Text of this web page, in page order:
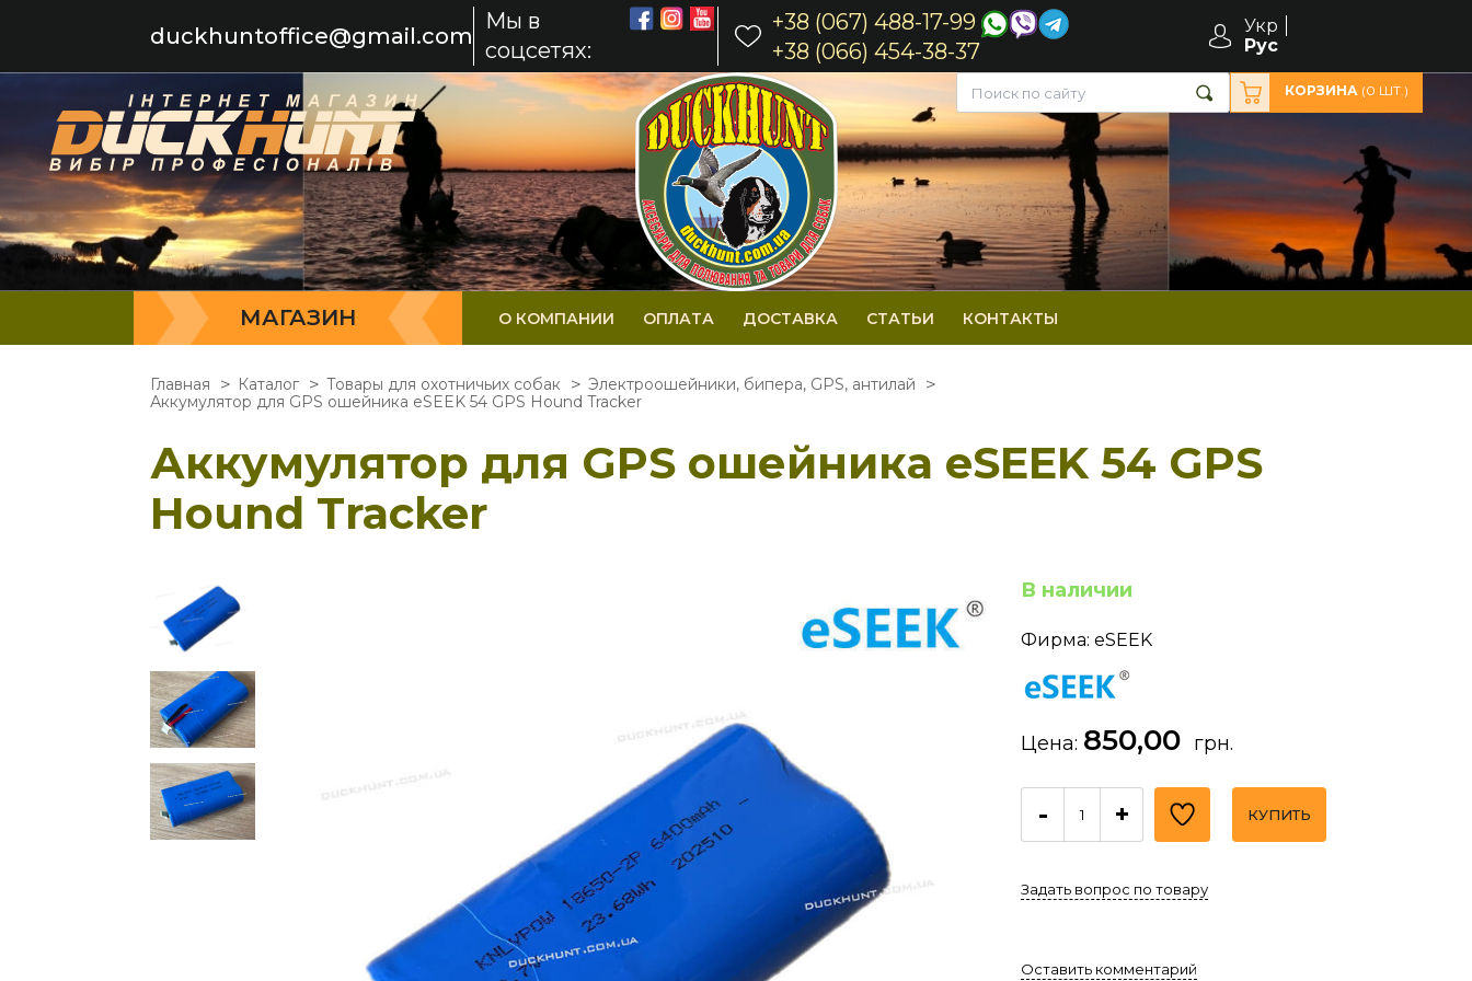
duckhuntoffice@gmail.com
Мы в
соцсетях:
+38 (067) 488-17-99
+38 (066) 454-38-37
Укр
Рус
КОРЗИНА (0 ШТ.)
МАГАЗИН О КОМПАНИИ ОПЛАТА ДОСТАВКА СТАТЬИ КОНТАКТЫ
Главная Каталог Товары для охотничьих собак
Электроошейники, бипера, GPS, антилай
Аккумулятор для GPS ошейника eSEEK 54 GPS Hound Tracker
Аккумулятор для GPS ошейника eSEEK 54 GPS
Hound Tracker
В наличии
Фирма: eSEEK
Цена: 850,00 грн.
- + КУПИТЬ
Задать вопрос по товару
Оставить комментарий